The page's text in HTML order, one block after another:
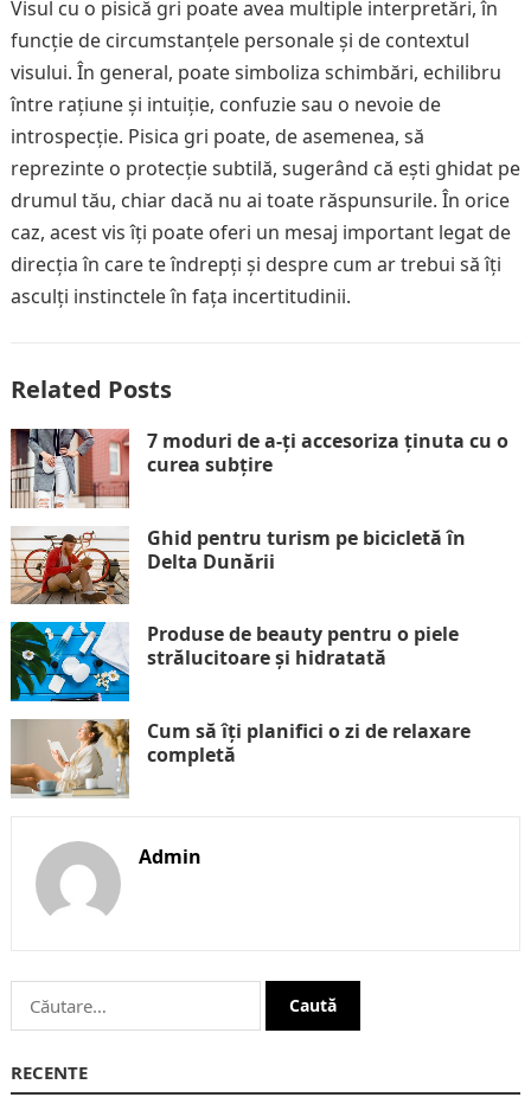
Visul cu o pisică gri poate avea multiple interpretări, în
funcție de circumstanțele personale și de contextul
visului. În general, poate simboliza schimbări, echilibru
între rațiune și intuiție, confuzie sau o nevoie de
introspecție. Pisica gri poate, de asemenea, să
reprezinte o protecție subtilă, sugerând că ești ghidat pe
drumul tău, chiar dacă nu ai toate răspunsurile. În orice
caz, acest vis îți poate oferi un mesaj important legat de
direcția în care te îndrepți și despre cum ar trebui să îți
asculți instinctele în fața incertitudinii.
Related Posts
7 moduri de a-ți accesoriza ținuta cu o
curea subțire
Ghid pentru turism pe bicicletă în
Delta Dunării
Produse de beauty pentru o piele
strălucitoare și hidratată
Cum să îți planifici o zi de relaxare
completă
Admin
Caută
după:
RECENTE